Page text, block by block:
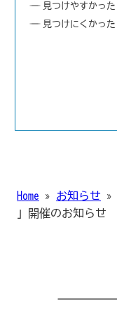
見つけやすかった
見つけにくかった
Home » お知らせ »
」開催のお知らせ